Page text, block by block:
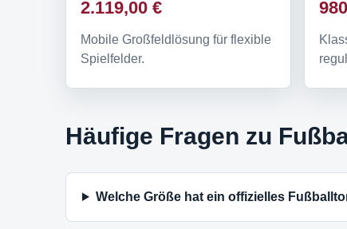
2.119,00 €
Mobile Großfeldlösung für flexible
Spielfelder.
Häufige Fragen zu
Welche Größe hat ein offizielles